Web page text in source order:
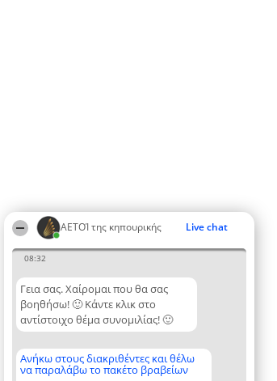
ΑΕΤΟΊ της κηπουρικής Live chat
08:32
Γεια σας. Χαίρομαι που θα σας
βοηθήσω! 🙂 Κάντε κλικ στο
αντίστοιχο θέμα συνομιλίας! 🙂
Ανήκω στους διακριθέντες και θέλω
να παραλάβω το πακέτο βραβείων